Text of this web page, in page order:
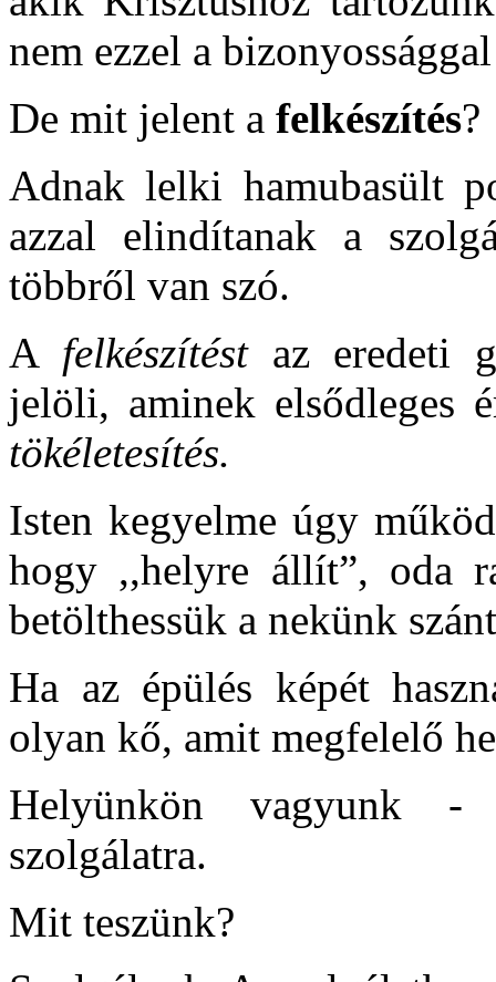
nem ezzel a
De mit jelent a felkészítés?
Adnak lelki hamubasült
azzal elindítanak a
többről van szó.
A felkészítést az eredeti
jelöli, aminek elsődleges
tökéletesítés.
Isten kegyelme úgy
hogy ,,helyre állít”, oda
betölthessük a nekünk
Ha az épülés képét
olyan kő, amit megfelelő
Helyünkön vagyunk -
szolgálatra.
Mit teszünk?